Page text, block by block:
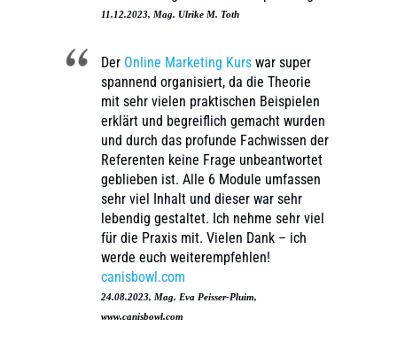
11.12.2023, Mag. Ulrike M. Toth
Der Online Marketing Kurs war super
spannend organisiert, da die Theorie
mit sehr vielen praktischen Beispielen
erklärt und begreiflich gemacht wurden
und durch das profunde Fachwissen der
Referenten keine Frage unbeantwortet
geblieben ist. Alle 6 Module umfassen
sehr viel Inhalt und dieser war sehr
lebendig gestaltet. Ich nehme sehr viel
für die Praxis mit. Vielen Dank – ich
werde euch weiterempfehlen!
canisbowl.com
24.08.2023, Mag. Eva Peisser-Pluim,
www.canisbowl.com